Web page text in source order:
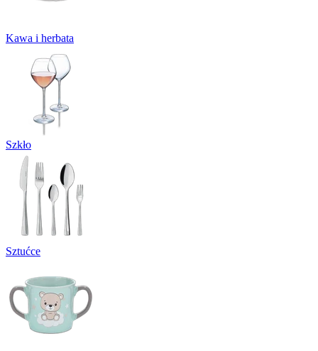
Kawa i herbata
Szkło
Sztućce